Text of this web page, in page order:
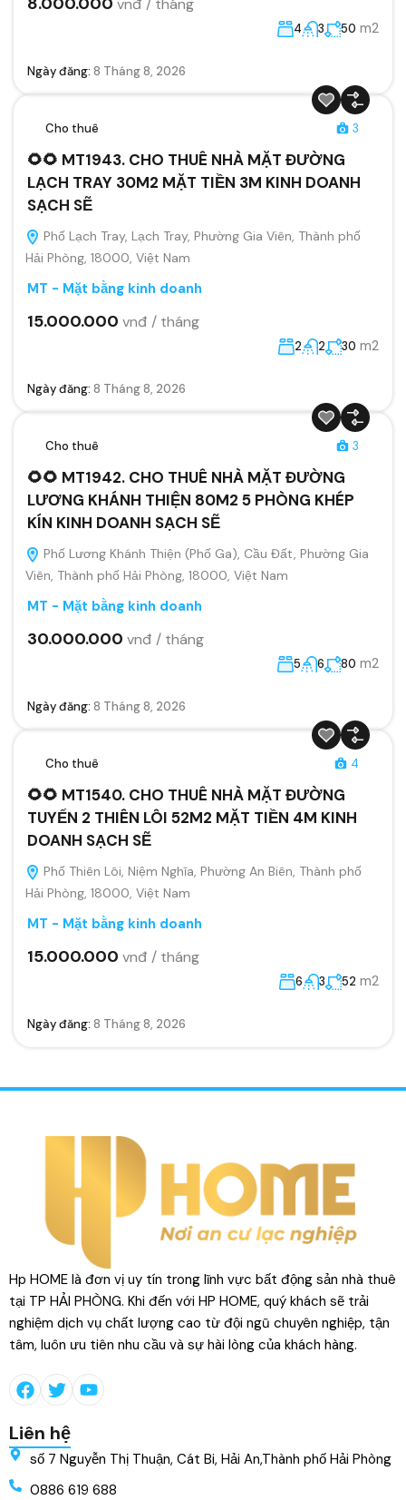
4 3 50 m2
Ngày đăng: 8 Tháng 8, 2026
Cho thuê 3
🌻🌻 MT1943. CHO THUÊ NHÀ MẶT ĐƯỜNG
LẠCH TRAY 30M2 MẶT TIỀN 3M KINH DOANH
SẠCH SẼ
Phố Lạch Tray, Lạch Tray, Phường Gia Viên, Thành phố
Hải Phòng, 18000, Việt Nam
MT - Mặt bằng kinh doanh
15.000.000 vnđ / tháng
2 2 30 m2
Ngày đăng: 8 Tháng 8, 2026
Cho thuê 3
🌻🌻 MT1942. CHO THUÊ NHÀ MẶT ĐƯỜNG
LƯƠNG KHÁNH THIỆN 80M2 5 PHÒNG KHÉP
KÍN KINH DOANH SẠCH SẼ
Phố Lương Khánh Thiện (Phố Ga), Cầu Đất, Phường Gia
Viên, Thành phố Hải Phòng, 18000, Việt Nam
MT - Mặt bằng kinh doanh
30.000.000 vnđ / tháng
5 6 80 m2
Ngày đăng: 8 Tháng 8, 2026
Cho thuê 4
🌻🌻 MT1540. CHO THUÊ NHÀ MẶT ĐƯỜNG
TUYẾN 2 THIÊN LÔI 52M2 MẶT TIỀN 4M KINH
DOANH SẠCH SẼ
Phố Thiên Lôi, Niệm Nghĩa, Phường An Biên, Thành phố
Hải Phòng, 18000, Việt Nam
MT - Mặt bằng kinh doanh
15.000.000 vnđ / tháng
6 3 52 m2
Ngày đăng: 8 Tháng 8, 2026
Hp HOME là đơn vị uy tín trong lĩnh vực bất động sản nhà thuê
tại TP HẢI PHÒNG. Khi đến với HP HOME, quý khách sẽ trải
nghiệm dịch vụ chất lượng cao từ đội ngũ chuyên nghiệp, tận
tâm, luôn ưu tiên nhu cầu và sự hài lòng của khách hàng.
Liên hệ
số 7 Nguyễn Thị Thuận, Cát Bi, Hải An,Thành phố Hải Phòng
0886 619 688